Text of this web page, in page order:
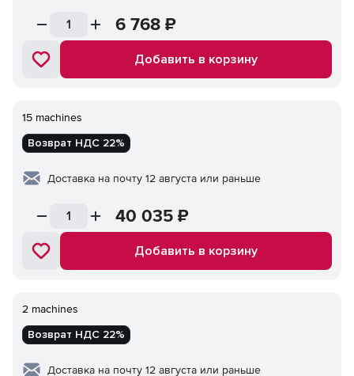
6 768 ₽
Добавить в корзину
15 machines
Возврат НДС 22%
Доставка на почту 12 августа или раньше
40 035 ₽
Добавить в корзину
2 machines
Возврат НДС 22%
Доставка на почту 12 августа или раньше